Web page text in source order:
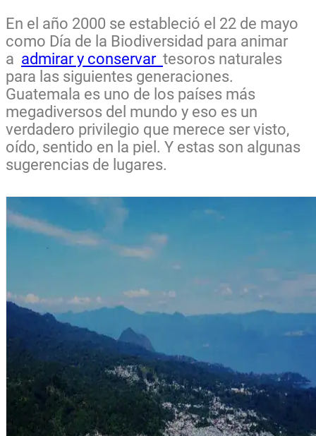
En el año 2000 se estableció el 22 de mayo
como Día de la Biodiversidad para animar
a admirar y conservar tesoros naturales
para las siguientes generaciones.
Guatemala es uno de los países más
megadiversos del mundo y eso es un
verdadero privilegio que merece ser visto,
oído, sentido en la piel. Y estas son algunas
sugerencias de lugares.